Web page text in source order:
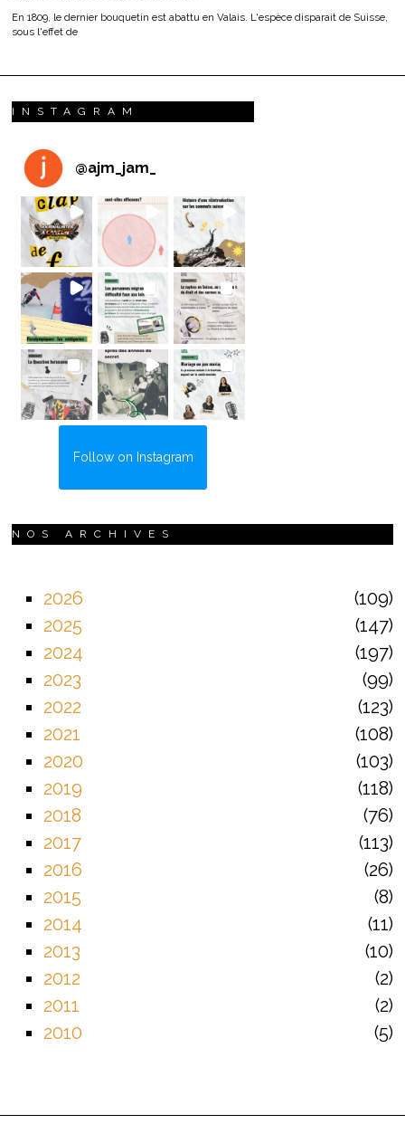
En 1809, le dernier bouquetin est abattu en Valais. L'espèce disparait de Suisse,
sous l'effet de
INSTAGRAM
@ajm_jam_
Follow on Instagram
NOS ARCHIVES
2026
109
2025
147
2024
197
2023
99
2022
123
2021
108
2020
103
2019
118
2018
76
2017
113
2016
26
2015
8
2014
11
2013
10
2012
2
2011
2
2010
5